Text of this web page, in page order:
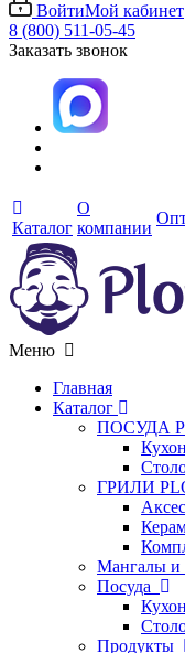
ВойтиМой кабинет
8 (800) 511-05-45
Заказать звонок
Каталог
О
компании
Меню
Главная
Каталог
ПОСУДА
ГРИЛИ
Мангалы и
Посуда
Продукты